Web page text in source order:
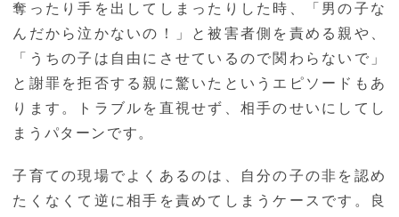
奪ったり手を出してしまったりした時、「男の子な
んだから泣かないの！」と被害者側を責める親や、
「うちの子は自由にさせているので関わらないで」
と謝罪を拒否する親に驚いたというエピソードもあ
ります。トラブルを直視せず、相手のせいにしてし
まうパターンです。
子育ての現場でよくあるのは、自分の子の非を認め
たくなくて逆に相手を責めてしまうケースです。良